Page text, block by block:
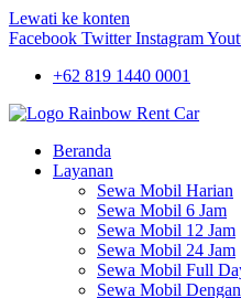
Lewati ke konten
Facebook Twitter Instagram
+62 819 1440 0001
Beranda
Layanan
Sewa Mobil Harian
Sewa Mobil 6 Jam
Sewa Mobil 12 Jam
Sewa Mobil 24 Jam
Sewa Mobil Full
Sewa Mobil